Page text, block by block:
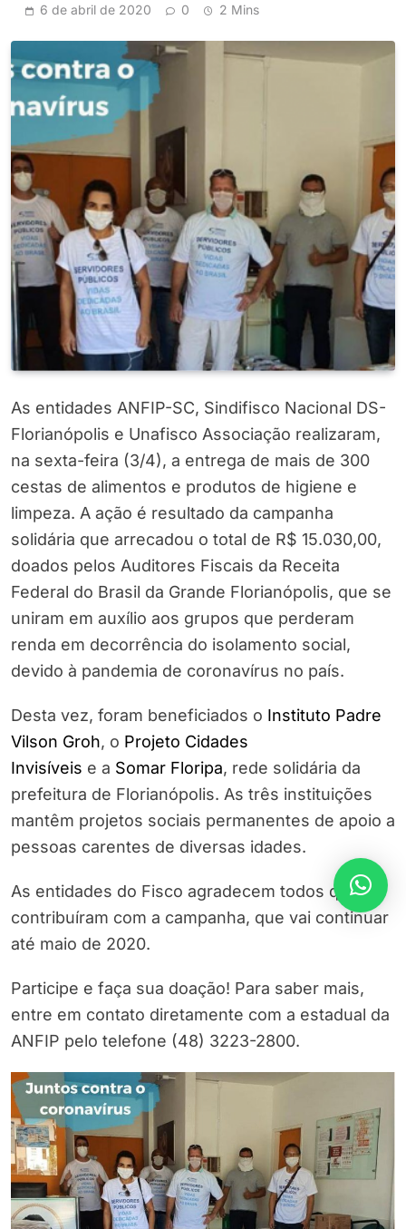
6 de abril de 2020 0 2 Mins
As entidades ANFIP-SC, Sindifisco Nacional DS-
Florianópolis e Unafisco Associação realizaram,
na sexta-feira (3/4), a entrega de mais de 300
cestas de alimentos e produtos de higiene e
limpeza. A ação é resultado da campanha
solidária que arrecadou o total de R$ 15.030,00,
doados pelos Auditores Fiscais da Receita
Federal do Brasil da Grande Florianópolis, que se
uniram em auxílio aos grupos que perderam
renda em decorrência do isolamento social,
devido à pandemia de coronavírus no país.
Desta vez, foram beneficiados o Instituto Padre
Vilson Groh, o Projeto Cidades
Invisíveis e a Somar Floripa, rede solidária da
prefeitura de Florianópolis. As três instituições
mantêm projetos sociais permanentes de apoio a
pessoas carentes de diversas idades.
As entidades do Fisco agradecem todos que
contribuíram com a campanha, que vai continuar
até maio de 2020.
Participe e faça sua doação! Para saber mais,
entre em contato diretamente com a estadual da
ANFIP pelo telefone (48) 3223-2800.